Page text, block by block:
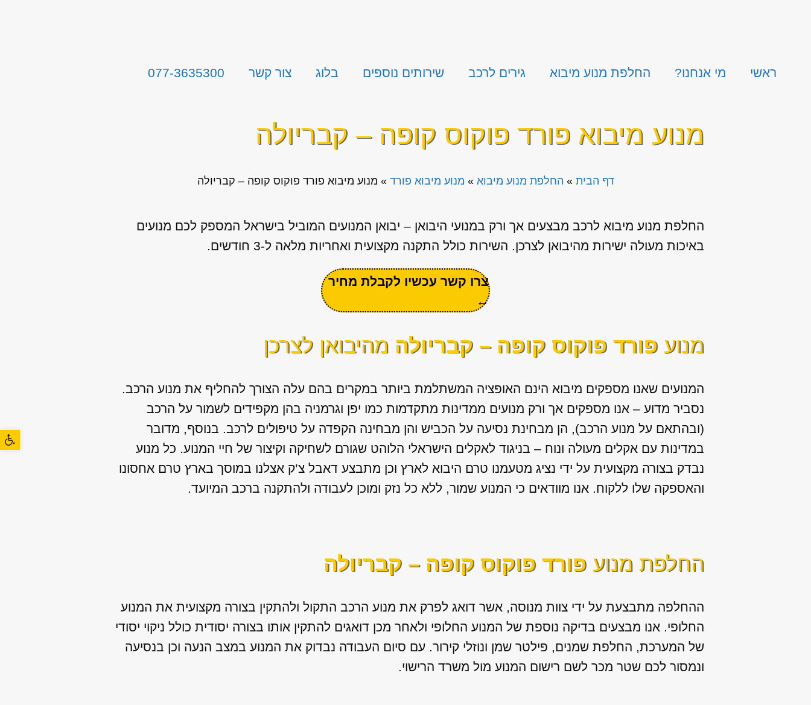
ראשי מי אנחנו? החלפת מנוע מיבוא גירים לרכב שירותים נוספים בלוג צור קשר 077-3635300
מנוע מיבוא פורד פוקוס קופה – קבריולה
דף הבית » החלפת מנוע מיבוא » מנוע מיבוא פורד » מנוע מיבוא פורד פוקוס קופה – קבריולה
החלפת מנוע מיבוא לרכב מבצעים אך ורק במנועי היבואן – יבואן המנועים המוביל בישראל המספק לכם מנועים
באיכות מעולה ישירות מהיבואן לצרכן. השירות כולל התקנה מקצועית ואחריות מלאה ל-3 חודשים.
צרו קשר עכשיו לקבלת מחיר
←
מנועפורד פוקוס קופה – קבריולהמהיבואן לצרכן
המנועים שאנו מספקים מיבוא הינם האופציה המשתלמת ביותר במקרים בהם עלה הצורך להחליף את מנוע הרכב.
נסביר מדוע – אנו מספקים אך ורק מנועים ממדינות מתקדמות כמו יפן וגרמניה בהן מקפידים לשמור על הרכב
(ובהתאם על מנוע הרכב), הן מבחינת נסיעה על הכביש והן מבחינה הקפדה על טיפולים לרכב. בנוסף, מדובר
במדינות עם אקלים מעולה ונוח – בניגוד לאקלים הישראלי הלוהט שגורם לשחיקה וקיצור של חיי המנוע. כל מנוע
נבדק בצורה מקצועית על ידי נציג מטעמנו טרם היבוא לארץ וכן מתבצע דאבל צ’ק אצלנו במוסך בארץ טרם אחסונו
והאספקה שלו ללקוח. אנו מוודאים כי המנוע שמור, ללא כל נזק ומוכן לעבודה ולהתקנה ברכב המיועד.
החלפת מנועפורד פוקוס קופה – קבריולה
ההחלפה מתבצעת על ידי צוות מנוסה, אשר דואג לפרק את מנוע הרכב התקול ולהתקין בצורה מקצועית את המנוע
החלופי. אנו מבצעים בדיקה נוספת של המנוע החלופי ולאחר מכן דואגים להתקין אותו בצורה יסודית כולל ניקוי יסודי
של המערכת, החלפת שמנים, פילטר שמן ונוזלי קירור. עם סיום העבודה נבדוק את המנוע במצב הנעה וכן בנסיעה
ונמסור לכם שטר מכר לשם רישום המנוע מול משרד הרישוי.
פתח